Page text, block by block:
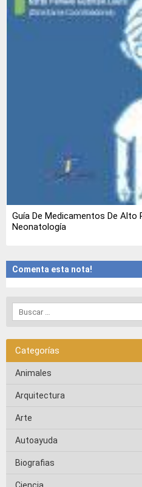
Guía De Medicamentos De Alto
Neonatología
Comenta esta nota!
Categorías
Animales
Arquitectura
Arte
Autoayuda
Biografias